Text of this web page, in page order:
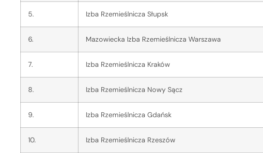
5. Izba Rzemieślnicza Słupsk
6. Mazowiecka Izba Rzemieślnicza Warszawa
7. Izba Rzemieślnicza Kraków
8. Izba Rzemieślnicza Nowy Sącz
9. Izba Rzemieślnicza Gdańsk
10. Izba Rzemieślnicza Rzeszów